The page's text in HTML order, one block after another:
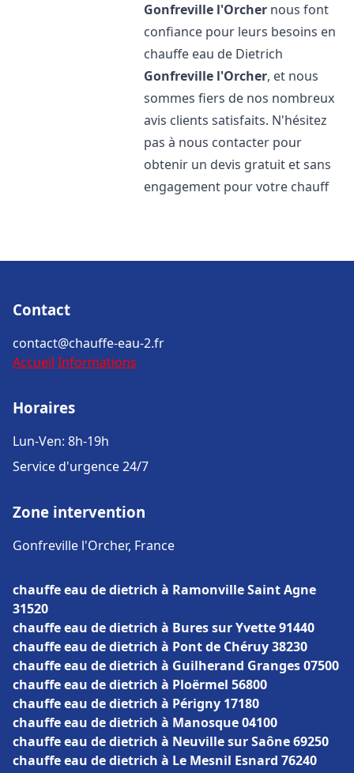
Gonfreville l'Orcher nous font
confiance pour leurs besoins en
chauffe eau de Dietrich
Gonfreville l'Orcher, et nous
sommes fiers de nos nombreux
avis clients satisfaits. N'hésitez
pas à nous contacter pour
obtenir un devis gratuit et sans
engagement pour votre chauff
Contact
contact@chauffe-eau-2.fr
Accueil Informations
Horaires
Lun-Ven: 8h-19h
Service d'urgence 24/7
Zone intervention
Gonfreville l'Orcher, France
chauffe eau de dietrich à Ramonville Saint Agne
31520
chauffe eau de dietrich à Bures sur Yvette 91440
chauffe eau de dietrich à Pont de Chéruy 38230
chauffe eau de dietrich à Guilherand Granges 07500
chauffe eau de dietrich à Ploërmel 56800
chauffe eau de dietrich à Périgny 17180
chauffe eau de dietrich à Manosque 04100
chauffe eau de dietrich à Neuville sur Saône 69250
chauffe eau de dietrich à Le Mesnil Esnard 76240